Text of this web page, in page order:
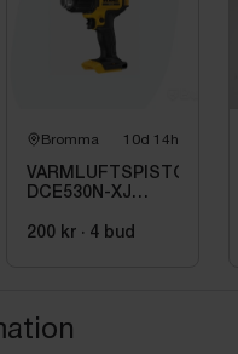
Bromma 10d 14h
VARMLUFTSPISTOL
DCE530N-XJ
200 kr · 4 bud